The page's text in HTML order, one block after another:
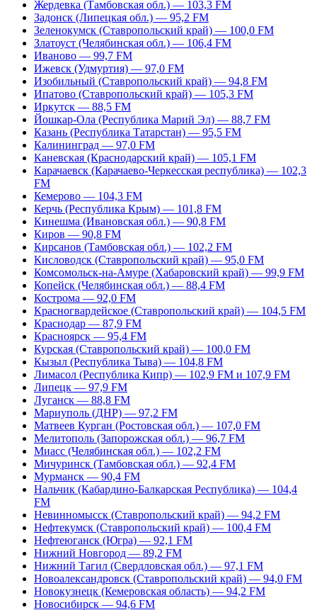
Жердевка (Тамбовская обл.) — 103,3 FM
Задонск (Липецкая обл.) — 95,2 FM
Зеленокумск (Ставропольский край) — 100,0 FM
Златоуст (Челябинская обл.) — 106,4 FM
Иваново — 99,7 FM
Ижевск (Удмуртия) — 97,0 FM
Изобильный (Ставропольский край) — 94,8 FM
Ипатово (Ставропольский край) — 105,3 FM
Иркутск — 88,5 FM
Йошкар-Ола (Республика Марий Эл) — 88,7 FM
Казань (Республика Татарстан) — 95,5 FM
Калининград — 97,0 FM
Каневская (Краснодарский край) — 105,1 FM
Карачаевск (Карачаево-Черкесская республика) — 102,3
FM
Кемерово — 104,3 FM
Керчь (Республика Крым) — 101,8 FM
Кинешма (Ивановская обл.) — 90,8 FM
Киров — 90,8 FM
Кирсанов (Тамбовская обл.) — 102,2 FM
Кисловодск (Ставропольский край) — 95,0 FM
Комсомольск-на-Амуре (Хабаровский край) — 99,9 FM
Копейск (Челябинская обл.) — 88,4 FM
Кострома — 92,0 FM
Красногвардейское (Ставропольский край) — 104,5 FM
Краснодар — 87,9 FM
Красноярск — 95,4 FM
Курская (Ставропольский край) — 100,0 FM
Кызыл (Республика Тыва) — 104,8 FM
Лимасол (Республика Кипр) — 102,9 FM и 107,9 FM
Липецк — 97,9 FM
Луганск — 88,8 FM
Мариуполь (ДНР) — 97,2 FM
Матвеев Курган (Ростовская обл.) — 107,0 FM
Мелитополь (Запорожская обл.) — 96,7 FM
Миасс (Челябинская обл.) — 102,2 FM
Мичуринск (Тамбовская обл.) — 92,4 FM
Мурманск — 90,4 FM
Нальчик (Кабардино-Балкарская Республика) — 104,4
FM
Невинномысск (Ставропольский край) — 94,2 FM
Нефтекумск (Ставропольский край) — 100,4 FM
Нефтеюганск (Югра) — 92,1 FM
Нижний Новгород — 89,2 FM
Нижний Тагил (Свердловская обл.) — 97,1 FM
Новоалександровск (Ставропольский край) — 94,0 FM
Новокузнецк (Кемеровская область) — 94,2 FM
Новосибирск — 94,6 FM